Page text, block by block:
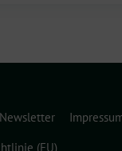
Newsletter
(EU)